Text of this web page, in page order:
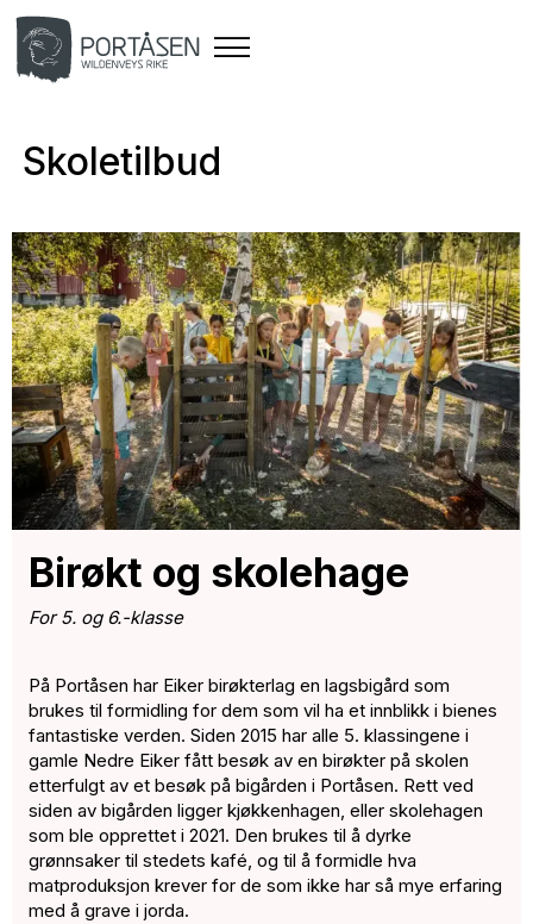
Skoletilbud
Birøkt og skolehage
For 5. og 6.-klasse
På Portåsen har Eiker birøkterlag en lagsbigård som
brukes til formidling for dem som vil ha et innblikk i bienes
fantastiske verden. Siden 2015 har alle 5. klassingene i
gamle Nedre Eiker fått besøk av en birøkter på skolen
etterfulgt av et besøk på bigården i Portåsen. Rett ved
siden av bigården ligger kjøkkenhagen, eller skolehagen
som ble opprettet i 2021. Den brukes til å dyrke
grønnsaker til stedets kafé, og til å formidle hva
matproduksjon krever for de som ikke har så mye erfaring
med å grave i jorda.